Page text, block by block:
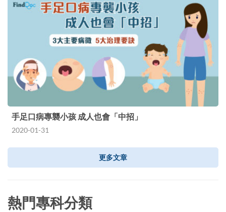
手足口病專襲小孩 成人也會「中招」
2020-01-31
更多文章
熱門專科分類